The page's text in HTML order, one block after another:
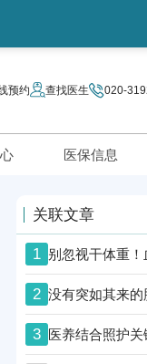
预约 查找医生 020-
医保信息
关联文章
1 别忽视干体重
2
3